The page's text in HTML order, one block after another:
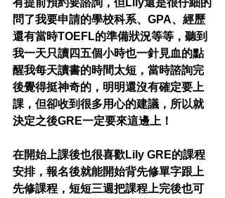
問了我要申請的學校科系、GPA、經歷
還有當時TOEFL的準備狀況等等，聽到
我一天只讀四五個小時也一針見血的點
醒我每天讀書的時間太短，當時諮詢完
後覺得挺神奇的，明明還沒有確定要上
課，但卻收到很多用心的建議，所以就
決定之後GRE一定要來這邊上！
在開始上課後也很喜歡Lily GRE的課程
安排，報名後就能開始背先修單字跟上
先修課程，短短三週把課程上完後也可